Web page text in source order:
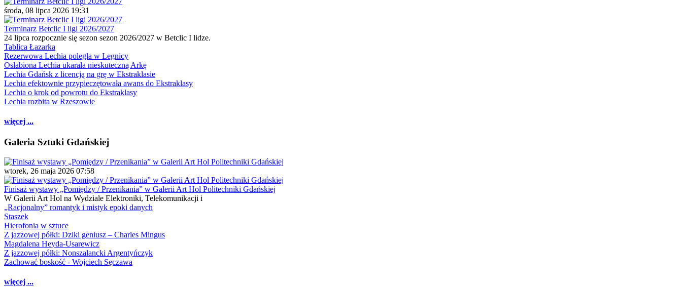
środa, 08 lipca 2026 19:31
Terminarz Betclic I ligi 2026/2027
24 lipca rozpocznie się sezon sezon 2026/2027 w Betclic I lidze.
Tablica Łazarka
Rezerwowa Lechia poległa w Legnicy
Osłabiona Lechia ukarała nieskuteczną Arkę
Lechia Gdańsk z licencją na grę w Ekstraklasie
Lechia efektownie przypieczętowała awans do Ekstraklasy
Lechia o krok od powrotu do Ekstraklasy
Lechia rozbita w Rzeszowie
więcej ...
Galeria Sztuki Gdańskiej
wtorek, 26 maja 2026 07:58
Finisaż wystawy „Pomiędzy / Przenikania” w Galerii Art Hol Politechniki Gdańskiej
W Galerii Art Hol na Wydziale Elektroniki, Telekomunikacji i
„Racjonalny” romantyk i mistyk epoki danych
Staszek
Hierofonia w sztuce
Z jazzowej półki: Dziki geniusz – Charles Mingus
Magdalena Heyda-Usarewicz
Z jazzowej półki: Nonszalancki Argentyńczyk
Zachować boskość - Wojciech Sęczawa
więcej ...